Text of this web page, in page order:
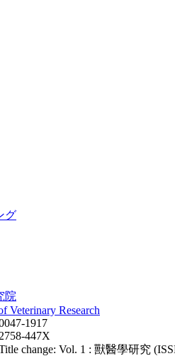
グ
院
Veterinary Research
1917
2758-447X
change: Vol. 1 : 獸醫學研究